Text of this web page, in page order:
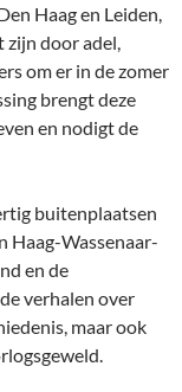
Haag en Leiden,
door adel,
om er in de zomer
brengt deze
en nodigt de
buitenplaatsen
Haag-Wassenaar-
en de
verhalen over
maar ook